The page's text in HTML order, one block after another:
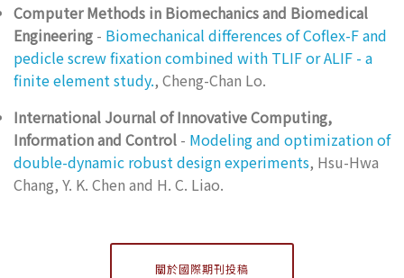
Computer Methods in Biomechanics and Biomedical
Engineering - Biomechanical differences of Coflex-F and
pedicle screw fixation combined with TLIF or ALIF - a
finite element study., Cheng-Chan Lo.
International Journal of Innovative Computing,
Information and Control - Modeling and optimization of
double-dynamic robust design experiments, Hsu-Hwa
Chang, Y. K. Chen and H. C. Liao.
關於國際期刊投稿